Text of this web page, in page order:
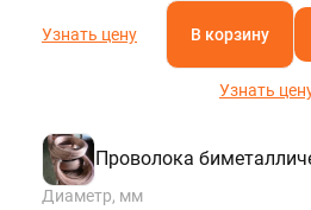
Узнать цену В корзину
Узнать
Проволока
Диаметр, мм